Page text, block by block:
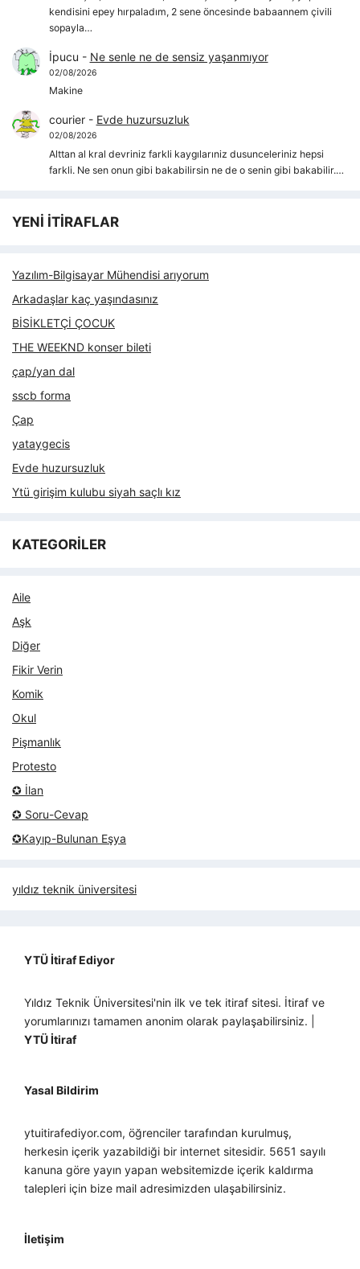
kendisini epey hırpaladım, 2 sene öncesinde babaannem çivili
sopayla…
İpucu - Ne senle ne de sensiz yaşanmıyor
02/08/2026
Makine
courier- Evde huzursuzluk
02/08/2026
Alttan al kral devriniz farkli kaygılarıniz dusunceleriniz hepsi
farkli. Ne sen onun gibi bakabilirsin ne de o senin gibi bakabilir.…
YENİ İTİRAFLAR
Yazılım-Bilgisayar Mühendisi arıyorum
Arkadaşlar kaç yaşındasınız
BİSİKLETÇİ ÇOCUK
THE WEEKND konser bileti
çap/yan dal
sscb forma
Çap
yataygecis
Evde huzursuzluk
Ytü girişim kulubu siyah saçlı kız
KATEGORİLER
Aile
Aşk
Diğer
Fikir Verin
Komik
Okul
Pişmanlık
Protesto
✪ İlan
✪ Soru-Cevap
✪Kayıp-Bulunan Eşya
yıldız teknik üniversitesi
YTÜ İtiraf Ediyor
Yıldız Teknik Üniversitesi'nin ilk ve tek itiraf sitesi. İtiraf ve
yorumlarınızı tamamen anonim olarak paylaşabilirsiniz. |
YTÜ İtiraf
Yasal Bildirim
ytuitirafediyor.com, öğrenciler tarafından kurulmuş,
herkesin içerik yazabildiği bir internet sitesidir. 5651 sayılı
kanuna göre yayın yapan websitemizde içerik kaldırma
talepleri için bize mail adresimizden ulaşabilirsiniz.
İletişim